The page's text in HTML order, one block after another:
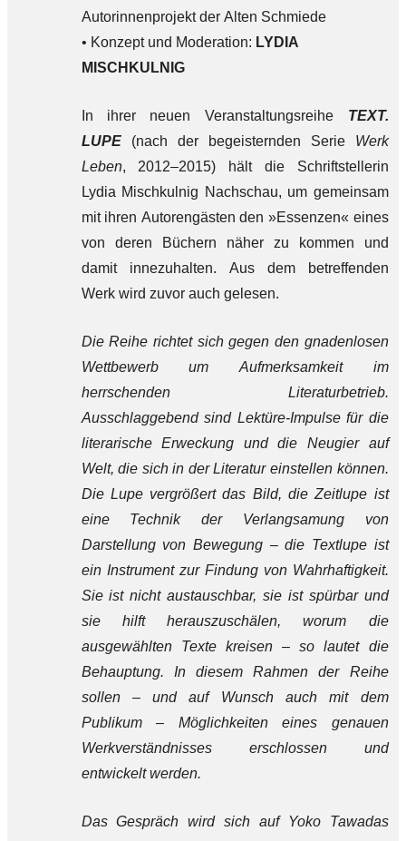
Autorinnenprojekt der Alten Schmiede
• Konzept und Moderation: LYDIA
MISCHKULNIG
In ihrer neuen Veranstaltungsreihe
TEXT.
LUPE (nach der begeisternden Serie Werk
Leben, 2012–2015) hält die Schriftstellerin
Lydia Mischkulnig Nachschau, um gemeinsam
mit ihren Autorengästen den »Essenzen« eines
von deren Büchern näher zu kommen und
damit innezuhalten. Aus dem betreffenden
Werk wird zuvor auch gelesen.
Die Reihe richtet sich gegen den gnadenlosen
Wettbewerb um Aufmerksamkeit im
herrschenden Literaturbetrieb.
Ausschlaggebend sind Lektüre-Impulse für die
literarische Erweckung und die Neugier auf
Welt, die sich in der Literatur einstellen können.
Die Lupe vergrößert das Bild, die Zeitlupe ist
eine Technik der Verlangsamung von
Darstellung von Bewegung – die Textlupe ist
ein Instrument zur Findung von Wahrhaftigkeit.
Sie ist nicht austauschbar, sie ist spürbar und
sie hilft herauszuschälen, worum die
ausgewählten Texte kreisen – so lautet die
Behauptung. In diesem Rahmen der Reihe
sollen – und auf Wunsch auch mit dem
Publikum – Möglichkeiten eines genauen
Werkverständnisses erschlossen und
entwickelt werden.
Das Gespräch wird sich auf Yoko Tawadas